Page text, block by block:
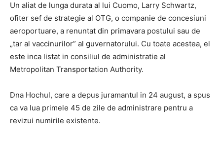
Un aliat de lunga durata al lui Cuomo, Larry Schwartz,
ofiter sef de strategie al OTG, o companie de concesiuni
aeroportuare, a renuntat din primavara postului sau de
„tar al vaccinurilor” al guvernatorului. Cu toate acestea, el
este inca listat in consiliul de administratie al
Metropolitan Transportation Authority.
Dna Hochul, care a depus juramantul in 24 august, a spus
ca va lua primele 45 de zile de administrare pentru a
revizui numirile existente.